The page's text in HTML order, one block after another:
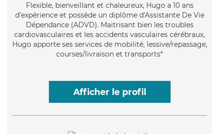
Flexible, bienveillant et chaleureux, Hugo a 10 ans
d'expérience et possède un diplôme d'Assistante De Vie
Dépendance (ADVD). Maitrisant bien les troubles
cardiovasculaires et les accidents vasculaires cérébraux,
Hugo apporte ses services de mobilité, lessive/repassage,
courses/livraison et transports*
Afficher le profil